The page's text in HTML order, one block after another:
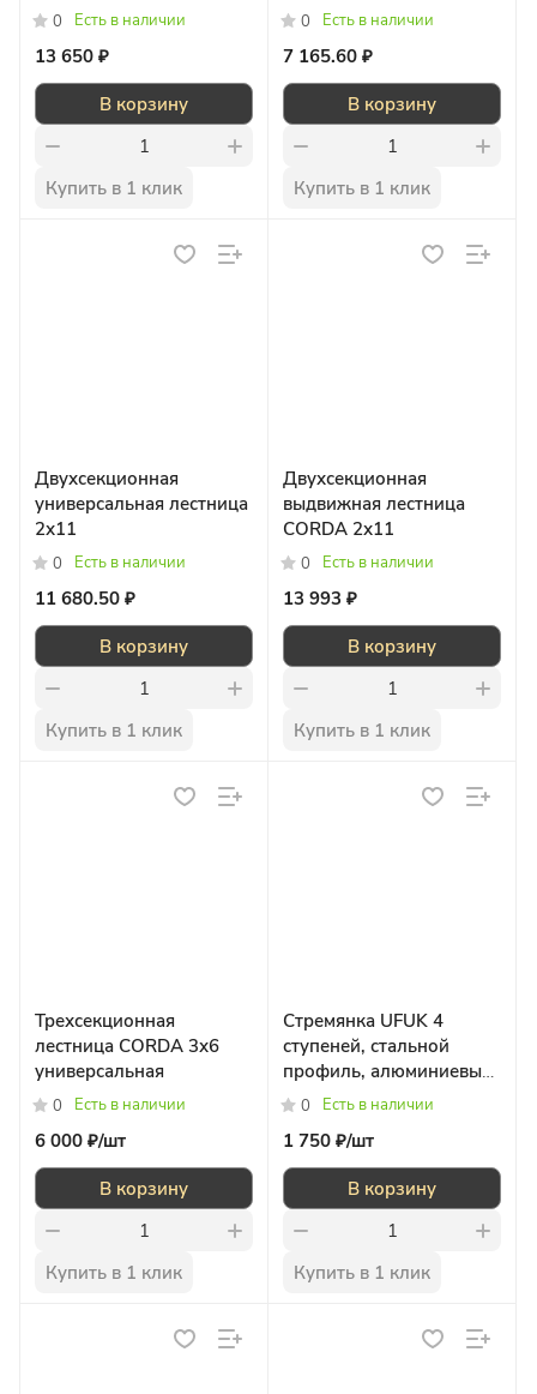
0 Есть в наличии
13 650 ₽
В корзину
Купить в 1 клик
0 Есть в наличии
7 165.60 ₽
В корзину
Купить в 1 клик
Двухсекционная
универсальная лестница
2х11
0 Есть в наличии
11 680.50 ₽
В корзину
Купить в 1 клик
Двухсекционная
выдвижная лестница
CORDA 2х11
0 Есть в наличии
13 993 ₽
В корзину
Купить в 1 клик
Трехсекционная
лестница CORDA 3х6
универсальная
0 Есть в наличии
6 000 ₽/шт
В корзину
Купить в 1 клик
Стремянка UFUK 4
ступеней, стальной
профиль, алюминиевые
ступени
0 Есть в наличии
1 750 ₽/шт
В корзину
Купить в 1 клик